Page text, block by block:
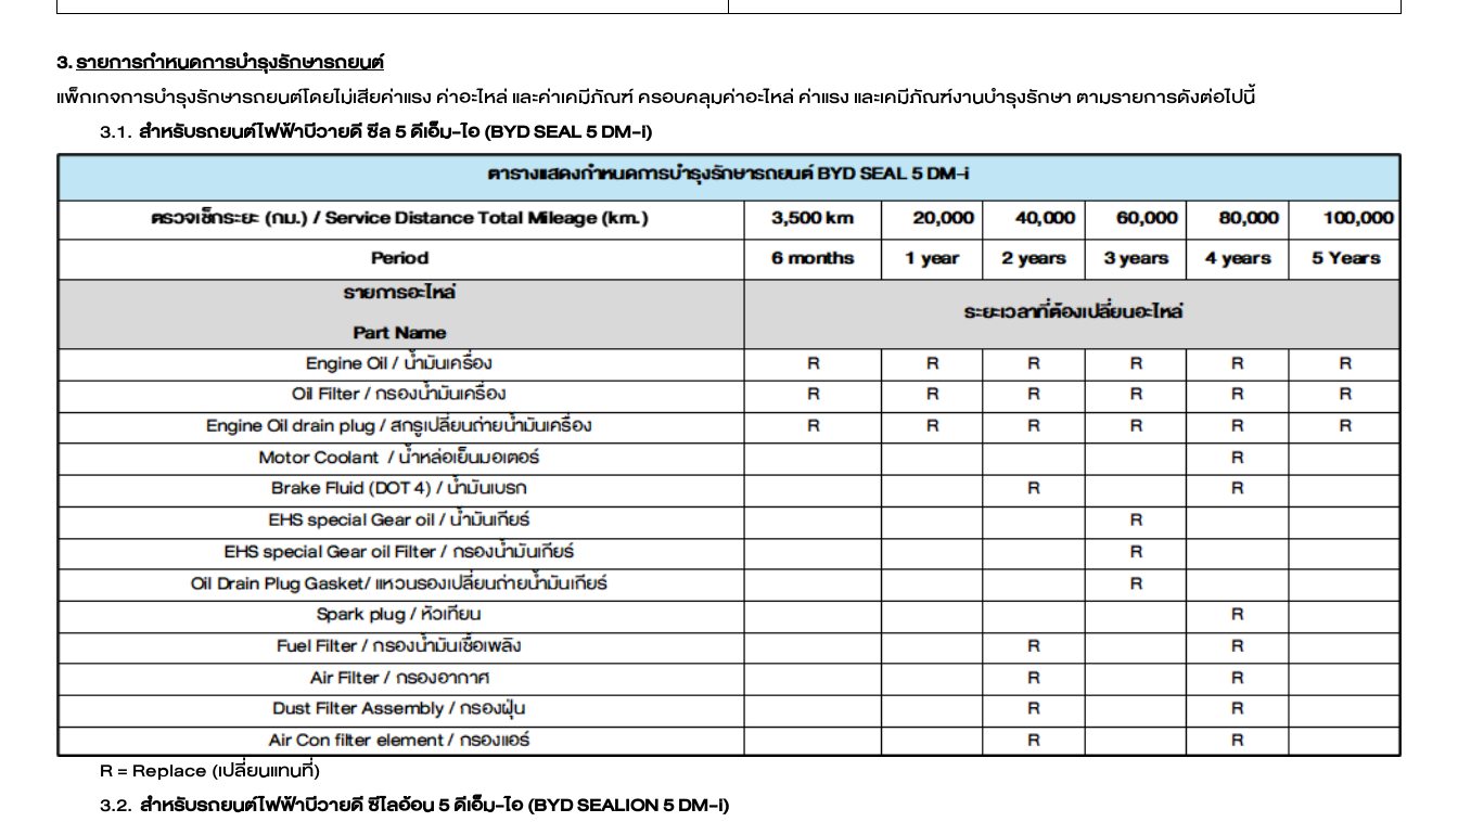
3.รายการกำหนดการบำรุงรักษารถยนต์
แพ็กเกจการบำรุงรักษารถยนต์โดยไม่เสียค่าแรง ค่าอะไหล่ และค่าเคมีภัณฑ์ ครอบคลุมค่าอะไหล่ ค่าแรง และเคมีภัณฑ์งานบำรุงรักษา ตามรายการดังต่อไปนี้
3.1. สำหรับรถยนต์ไฟฟ้าบีวายดี ซีล 5 ดีเอ็ม-ไอ (BYD SEAL 5 DM-i)
R = Replace (เปลี่ยนแทนที่)
3.2. สำหรับรถยนต์ไฟฟ้าบีวายดี ซีไลอ้อน 5 ดีเอ็ม-ไอ (BYD SEALION 5 DM-i)